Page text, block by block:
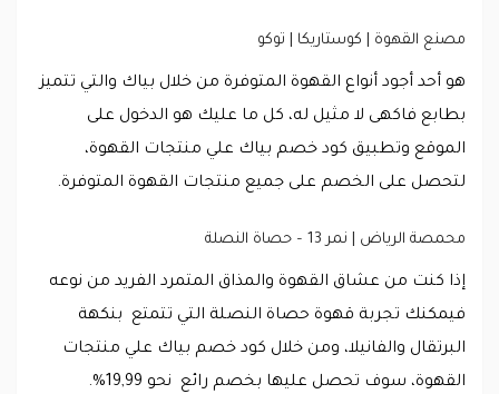
مصنع القهوة | كوستاريكا | توكو
هو أحد أجود أنواع القهوة المتوفرة من خلال بياك والتي تتميز
بطابع فاكهى لا مثيل له، كل ما عليك هو الدخول على
الموقع وتطبيق كود خصم بياك علي منتجات القهوة،
لتحصل على الخصم على جميع منتجات القهوة المتوفرة.
محمصة الرياض | نمر 13 – حصاة النصلة
إذا كنت من عشاق القهوة والمذاق المتمرد الفريد من نوعه
فيمكنك تجربة قهوة حصاة النصلة التي تتمتع بنكهة
البرتقال والفانيلا، ومن خلال كود خصم بياك علي منتجات
القهوة، سوف تحصل عليها بخصم رائع نحو 19,99%.